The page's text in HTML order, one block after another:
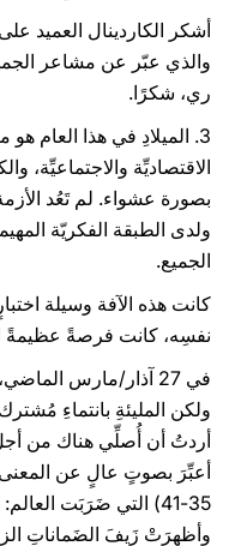
أشكر الكاردينال العميد
والذي عبّر عن مشاعر
ري، شكرًا.
3. الميلادِ في هذا العام هو
الاقتصاديِّة والاجتماعيِّة،
بصورة عشواء. لم تَعُد
ولدى الطبقة الفكريّة
الجميع.
كانت هذه الآفة وسيلة
نفسِه، كانت فرصةً عظيمةً
في 27 آذار/مارس
ولكن المليئةِ بانتماءِ
أردتُ أن أُصلِّي هناك من
35-41) التي ضَرَبَت
وأظهرَتْ زَيفَ الضَماناتِ